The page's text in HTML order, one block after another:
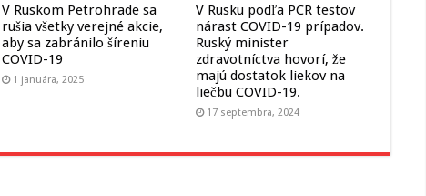
V Ruskom Petrohrade sa
rušia všetky verejné akcie,
aby sa zabránilo šíreniu
COVID-19
1 januára, 2025
V Rusku podľa PCR testov
nárast COVID-19 prípadov.
Ruský minister
zdravotníctva hovorí, že
majú dostatok liekov na
liečbu COVID-19.
17 septembra, 2024